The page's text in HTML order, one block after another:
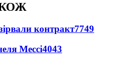
контракт7749
Мессі4043